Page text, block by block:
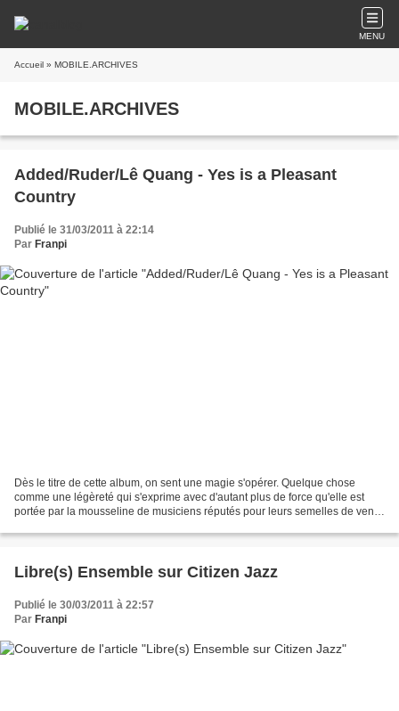
MENU
Accueil » MOBILE.ARCHIVES
MOBILE.ARCHIVES
Added/Ruder/Lê Quang - Yes is a Pleasant
Country
Publié le 31/03/2011 à 22:14
Par Franpi
Dès le titre de cette album, on sent une magie s'opérer. Quelque chose
comme une légèreté qui s'exprime avec d'autant plus de force qu'elle est
portée par la mousseline de musiciens réputés pour leurs semelles de vent
Libre(s) Ensemble sur Citizen Jazz
Publié le 30/03/2011 à 22:57
Par Franpi